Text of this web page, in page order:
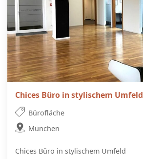
Chices Büro in stylischem Umfeld
Bürofläche
München
Chices Büro in stylischem Umfeld